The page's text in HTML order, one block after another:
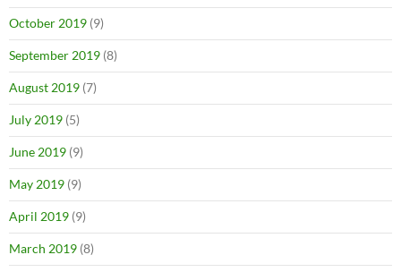
October 2019 (9)
September 2019 (8)
August 2019 (7)
July 2019 (5)
June 2019 (9)
May 2019 (9)
April 2019 (9)
March 2019 (8)